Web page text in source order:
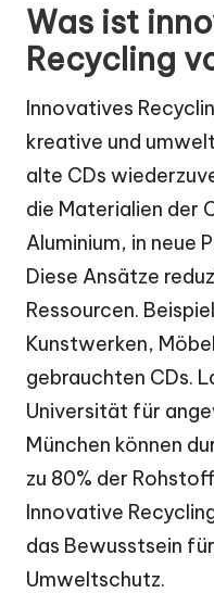
Was ist
Recycling
Innovatives
kreative und
alte CDs
die Materialien der
Aluminium, in neue
Diese Ansätze
Ressourcen.
Kunstwerken,
gebrauchten CDs.
Universität für
München können
zu 80% der
Innovative
das Bewusstsein
Umweltschutz.